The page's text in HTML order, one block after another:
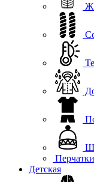
Детская